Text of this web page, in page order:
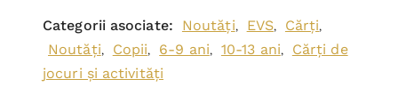
Categorii asociate: Noutăți, EVS, Cărți,
Noutăți, Copii, 6-9 ani, 10-13 ani,
Cărți de
jocuri și activități